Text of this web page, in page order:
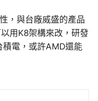
，與台廠威盛的產品
用K8架構來改，研發
電，或許AMD還能